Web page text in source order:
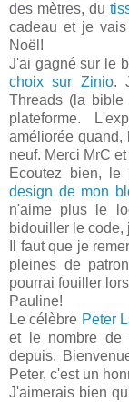
des mètres, du
cadeau et je
Noël!
J'ai gagné sur le
choix sur Zinio.
Threads (la bible
plateforme.
améliorée quand,
neuf. Merci MrC
Ecoutez bien, le
design de mon
n'aime plus le
bidouiller le code,
Il faut que je
pleines de
pourrai fouiller
Pauline!
Le célèbre Peter
et le nombre de
depuis.
Peter, c'est un
J'aimerais bien